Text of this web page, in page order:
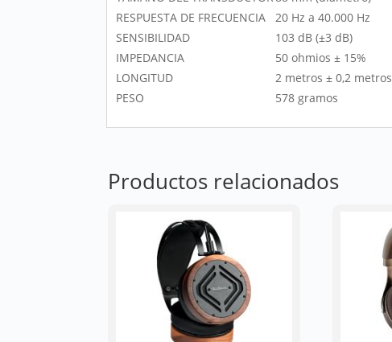
RESPUESTA DE FRECUENCIA
20 Hz a 40.000 Hz
SENSIBILIDAD
103 dB (±3 dB)
IMPEDANCIA
50 ohmios ± 15%
LONGITUD
2 metros ± 0,2 metros
PESO
578 gramos
Productos relacionados